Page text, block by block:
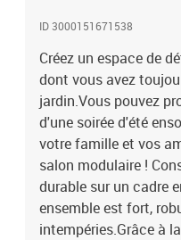
noirCouleur des coussins :
(polyéthylène), cadre en
coussins : 100 % polyester
du canapé central : 57 x 69 x
cmProfondeur du siège : 57
cmDimensions du repose-
H)L'assemblage est
central1 x repose-pied2 x
ID 3000151671538
Créez un espace de
dont vous avez
jardin.Vous pouvez
d'une soirée d'été
votre famille et vos
salon modulaire !
durable sur un cadre
ensemble est fort,
intempéries.Grâce à